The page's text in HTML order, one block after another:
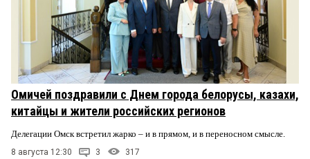
Омичей поздравили с Днем города белорусы, казахи,
китайцы и жители российских регионов
Делегации Омск встретил жарко – и в прямом, и в переносном смысле.
8 августа 12:30 3 317